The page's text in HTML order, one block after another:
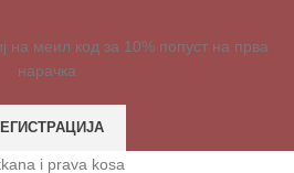
на меил код за 10% попуст на прва
нарачка